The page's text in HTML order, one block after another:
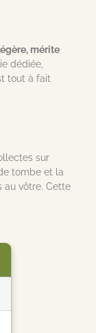
mérite
dédiée,
tout à fait
sur
tombe et la
au vôtre. Cette